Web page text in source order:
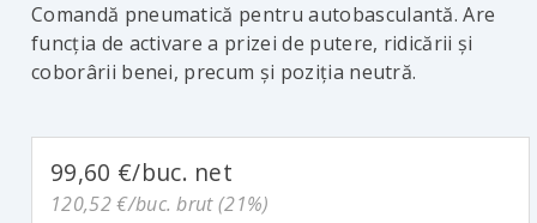
Comandă pneumatică pentru autobasculantă. Are
funcția de activare a prizei de putere, ridicării și
coborârii benei, precum și poziția neutră.
99,60 €/buc. net
120,52 €/buc. brut (21%)